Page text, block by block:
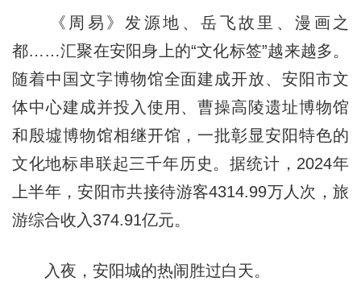
《周易》发源地、岳飞故里、漫画之
都……汇聚在安阳身上的“文化标签”越来越多。
随着中国文字博物馆全面建成开放、安阳市文
体中心建成并投入使用、曹操高陵遗址博物馆
和殷墟博物馆相继开馆，一批彰显安阳特色的
文化地标串联起三千年历史。据统计，2024年
上半年，安阳市共接待游客4314.99万人次，旅
游综合收入374.91亿元。
入夜，安阳城的热闹胜过白天。